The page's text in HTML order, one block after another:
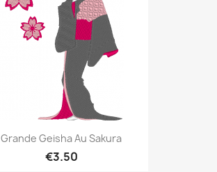
Grande Geisha Au Sakura
€3.50